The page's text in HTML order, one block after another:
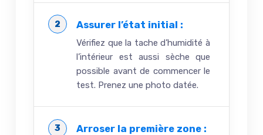
Assurer l’état initial :
Vérifiez que la tache d’humidité à
l’intérieur est aussi sèche que
possible avant de commencer le
test. Prenez une photo datée.
Arroser la première zone :